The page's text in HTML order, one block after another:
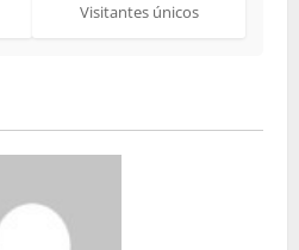
Visitantes únicos